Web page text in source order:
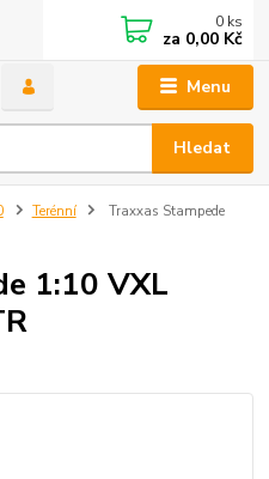
Menu
Hledat
0 ks
za 0,00 Kč
Terénní
Traxxas Stampede
1:10 VXL